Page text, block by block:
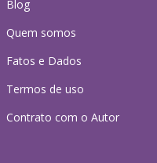
Blog
Quem somos
Fatos e Dados
Termos de uso
Contrato com o Autor